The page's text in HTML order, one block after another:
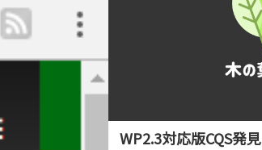
WP2.3対応版CQS発見